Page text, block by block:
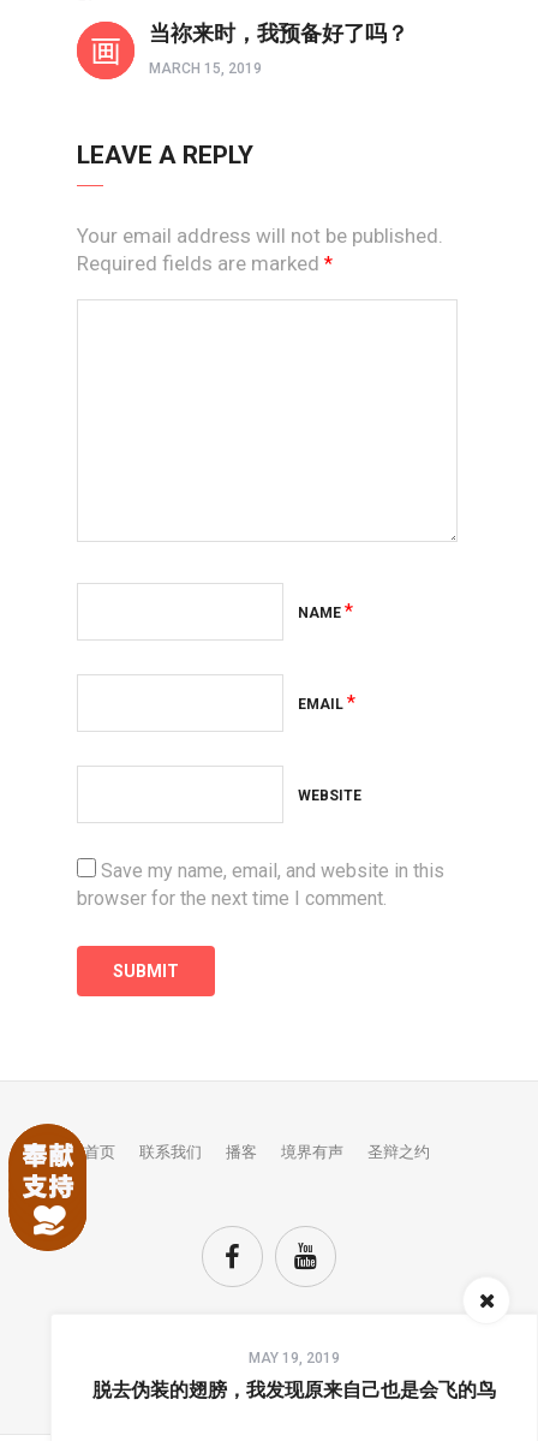
当祢来时，我预备好了吗？
MARCH 15, 2019
LEAVE A REPLY
Your email address will not be published.
Required fields are marked *
NAME *
EMAIL *
WEBSITE
Save my name, email, and website in this
browser for the next time I comment.
MAY 19, 2019
脱去伪装的翅膀，我发现原来自己也是会飞的鸟
首页 联系我们 播客 境界有声 圣辩之约
TOP